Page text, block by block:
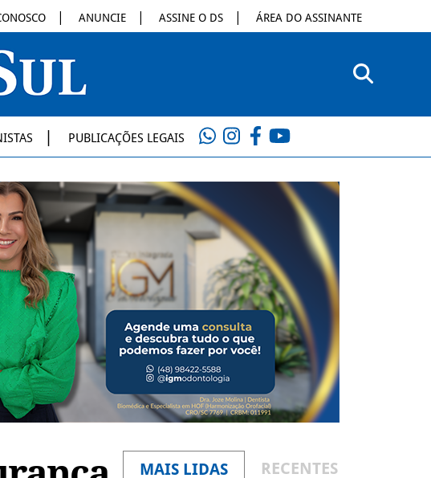
ANUNCIE ASSINE O DS ÁREA DO ASSINANTE
PUBLICAÇÕES LEGAIS
MAIS LIDAS RECENTES